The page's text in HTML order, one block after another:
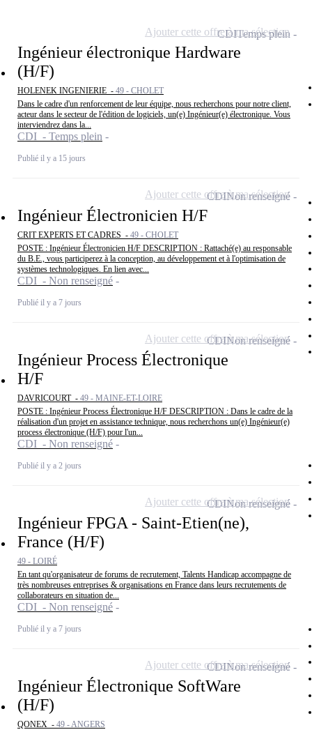
Ingénieur électronique Hardware
(H/F)
HOLENEK INGENIERIE - 49 - CHOLET
Dans le cadre d'un renforcement de leur équipe, nous recherchons pour notre client,
acteur dans le secteur de l'édition de logiciels, un(e) Ingénieur(e) électronique. Vous
interviendrez dans la...
CDI - Temps plein
Publié il y a 15 jours
CDITemps plein
Ajouter cette offre à ma sélection
Ingénieur Électronicien H/F
CRIT EXPERTS ET CADRES - 49 - CHOLET
POSTE : Ingénieur Électronicien H/F DESCRIPTION : Rattaché(e) au responsable
du B.E., vous participerez à la conception, au développement et à l'optimisation de
systèmes technologiques. En lien avec...
CDI - Non renseigné
Publié il y a 7 jours
CDINon renseigné
Ajouter cette offre à ma sélection
Ingénieur Process Électronique
H/F
DAVRICOURT - 49 - MAINE-ET-LOIRE
POSTE : Ingénieur Process Électronique H/F DESCRIPTION : Dans le cadre de la
réalisation d'un projet en assistance technique, nous recherchons un(e) Ingénieur(e)
process électronique (H/F) pour l'un...
CDI - Non renseigné
Publié il y a 2 jours
CDINon renseigné
Ajouter cette offre à ma sélection
Ingénieur FPGA - Saint-Etien(ne),
France (H/F)
49 - LOIRÉ
En tant qu'organisateur de forums de recrutement, Talents Handicap accompagne de
très nombreuses entreprises & organisations en France dans leurs recrutements de
collaborateurs en situation de...
CDI - Non renseigné
Publié il y a 7 jours
CDINon renseigné
Ajouter cette offre à ma sélection
Ingénieur Électronique SoftWare
(H/F)
QONEX - 49 - ANGERS
CDINon renseigné
Ajouter cette offre à ma sélection